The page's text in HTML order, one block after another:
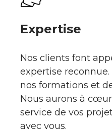
Expertise
Nos clients font
expertise
nos formations et
Nous aurons à
service de vos
avec vous.